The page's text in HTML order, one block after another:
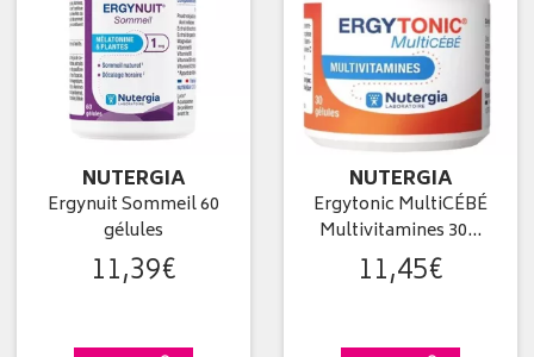
NUTERGIA
Ergynuit Sommeil 60
gélules
11,39€
NUTERGIA
Ergytonic MultiCÉBÉ
Multivitamines 30…
11,45€